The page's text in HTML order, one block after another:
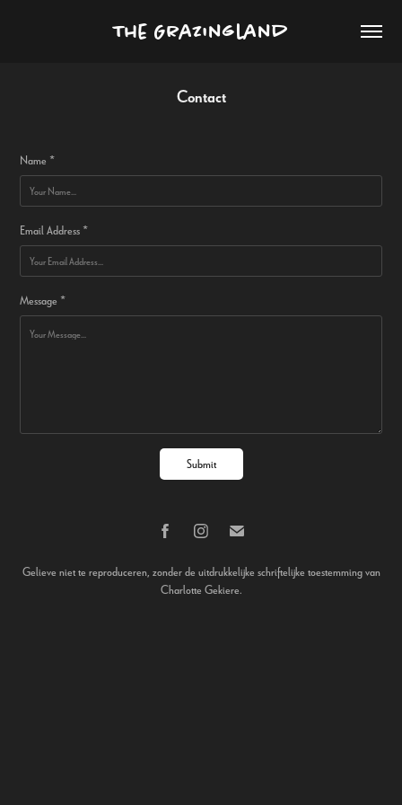
The Grazingland
Contact
Name *
Email Address *
Message *
Submit
Gelieve niet te reproduceren, zonder de uitdrukkelijke schriftelijke toestemming van
Charlotte Gekiere.